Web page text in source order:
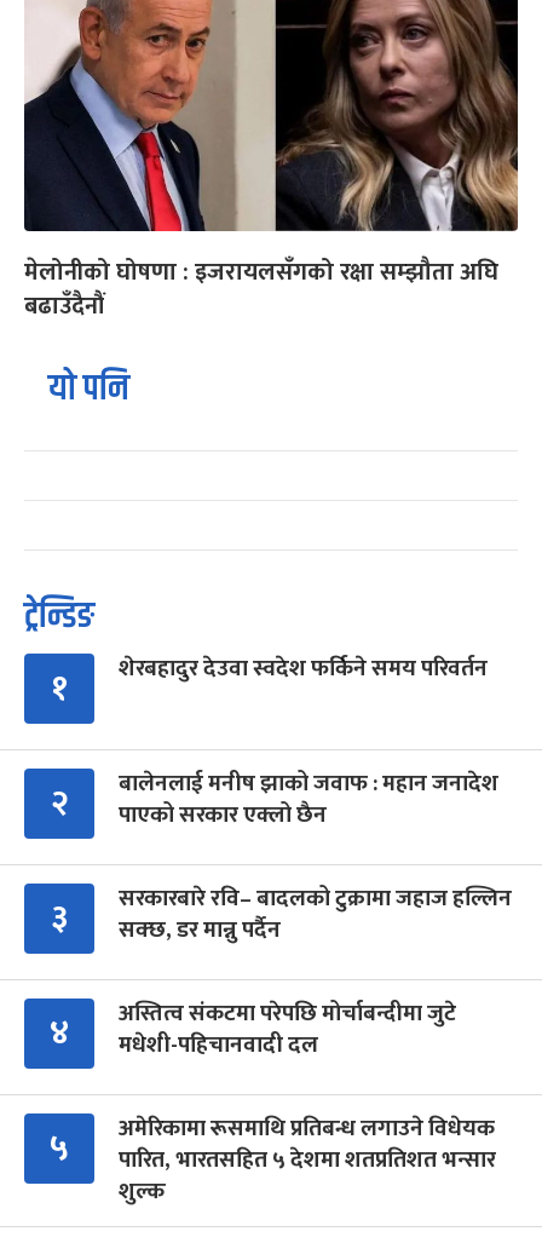
मेलोनीको घोषणा : इजरायलसँगको रक्षा सम्झौता अघि
बढाउँदैनौं
यो पनि
ट्रेन्डिङ
१ शेरबहादुर देउवा स्वदेश फर्किने समय परिवर्तन
२
बालेनलाई मनीष झाको जवाफ : महान जनादेश
पाएको सरकार एक्लो छैन
३
सरकारबारे रवि– बादलको टुक्रामा जहाज हल्लिन
सक्छ, डर मान्नु पर्दैन
४
अस्तित्व संकटमा परेपछि मोर्चाबन्दीमा जुटे
मधेशी-पहिचानवादी दल
५
अमेरिकामा रूसमाथि प्रतिबन्ध लगाउने विधेयक
पारित, भारतसहित ५ देशमा शतप्रतिशत भन्सार
शुल्क